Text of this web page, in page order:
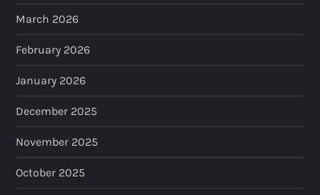
March 2026
February 2026
January 2026
December 2025
November 2025
October 2025